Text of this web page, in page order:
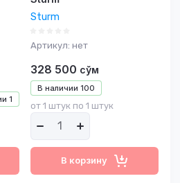
1
Sturm
Артикул: нет
В наличии 100
328 500 сўм
от 1 штук по 1 штук
В корзину